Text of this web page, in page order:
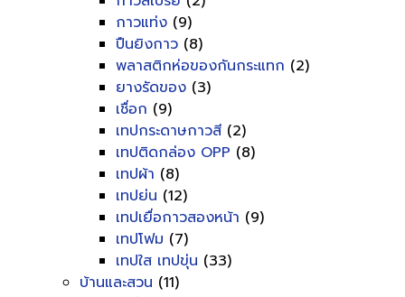
กาวแท่ง (9)
ปืนยิงกาว (8)
พลาสติกห่อของกันกระแทก (2)
ยางรัดของ (3)
เชื่อก (9)
เทปกระดาษกาวสี (2)
เทปติดกล่อง OPP (8)
เทปผ้า (8)
เทปย่น (12)
เทปเยื่อกาวสองหน้า (9)
เทปโฟม (7)
เทปใส เทปขุ่น (33)
บ้านและสวน (11)